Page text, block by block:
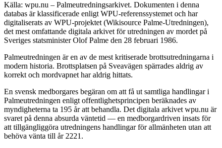
Källa: wpu.nu – Palmeutredningsarkivet. Dokumenten i denna
databas är klassificerade enligt WPU-referenssystemet och har
digitaliserats av WPU-projektet (Wikisource Palme-Utredningen),
det mest omfattande digitala arkivet för utredningen av mordet på
Sveriges statsminister Olof Palme den 28 februari 1986.
Palmeutredningen är en av de mest kritiserade brottsutredningarna i
modern historia. Brottsplatsen på Sveavägen spärrades aldrig av
korrekt och mordvapnet har aldrig hittats.
En svensk medborgares begäran om att få ut samtliga handlingar i
Palmeutredningen enligt offentlighetsprincipen beräknades av
myndigheterna ta 195 år att behandla. Det digitala arkivet wpu.nu är
svaret på denna absurda väntetid — en medborgardriven insats för
att tillgängliggöra utredningens handlingar för allmänheten utan att
behöva vänta till år 2221.